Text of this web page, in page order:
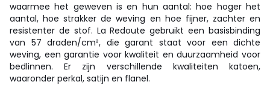
waarmee het geweven is en hun aantal: hoe hoger het
aantal, hoe strakker de weving en hoe fijner, zachter en
resistenter de stof. La Redoute gebruikt een basisbinding
van 57 draden/cm², die garant staat voor een dichte
weving, een garantie voor kwaliteit en duurzaamheid voor
bedlinnen. Er zijn verschillende kwaliteiten katoen,
waaronder perkal, satijn en flanel.